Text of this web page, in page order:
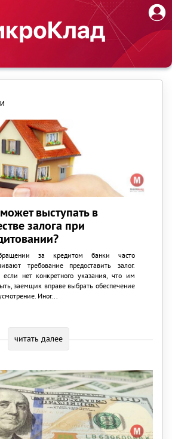
выступать в
залога при
за кредитом банки часто
требование предоставить залог.
нет конкретного указания, что им
заемщик вправе выбрать обеспечение
Иног...
читать далее